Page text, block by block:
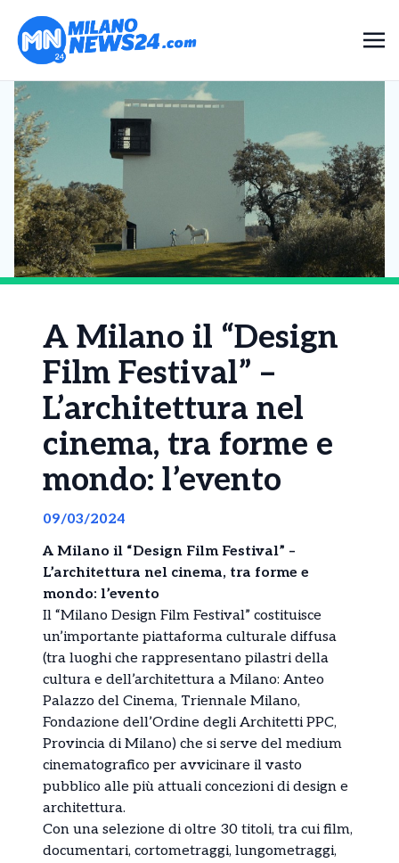
A Milano il “Design
Film Festival” –
L’architettura nel
cinema, tra forme e
mondo: l’evento
09/03/2024
A Milano il “Design Film Festival” –
L’architettura nel cinema, tra forme e
mondo: l’evento
Il “Milano Design Film Festival” costituisce
un’importante piattaforma culturale diffusa
(tra luoghi che rappresentano pilastri della
cultura e dell’architettura a Milano: Anteo
Palazzo del Cinema, Triennale Milano,
Fondazione dell’Ordine degli Architetti PPC,
Provincia di Milano) che si serve del medium
cinematografico per avvicinare il vasto
pubblico alle più attuali concezioni di design e
architettura.
Con una selezione di oltre 30 titoli, tra cui film,
documentari, cortometraggi, lungometraggi,